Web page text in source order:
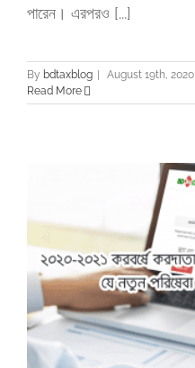
পারেন। এরপরও [...]
By bdtaxblog August 19th, 2020
Read More